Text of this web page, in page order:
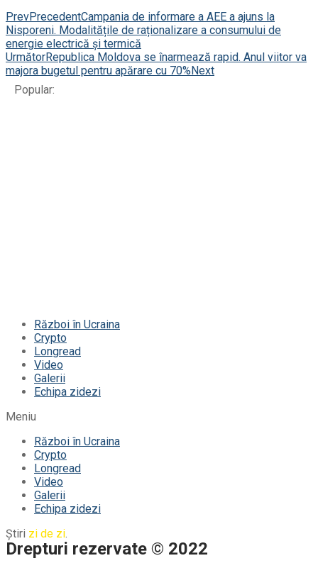
PrevPrecedentCampania de informare a AEE a ajuns la
Nisporeni. Modalitățile de raționalizare a consumului de
energie electrică și termică
UrmătorRepublica Moldova se înarmează rapid. Anul viitor va
majora bugetul pentru apărare cu 70% Next
Popular:
Război în Ucraina
Crypto
Longread
Video
Galerii
Echipa zidezi
Meniu
Război în Ucraina
Crypto
Longread
Video
Galerii
Echipa zidezi
Știri zi de zi.
Drepturi rezervate © 2022